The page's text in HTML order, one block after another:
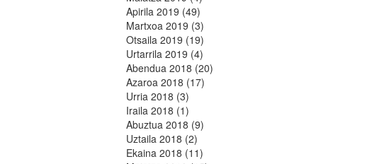
Apirila 2019 (49)
Martxoa 2019 (3)
Otsaila 2019 (19)
Urtarrila 2019 (4)
Abendua 2018 (20)
Azaroa 2018 (17)
Urria 2018 (3)
Iraila 2018 (1)
Abuztua 2018 (9)
Uztaila 2018 (2)
Ekaina 2018 (11)